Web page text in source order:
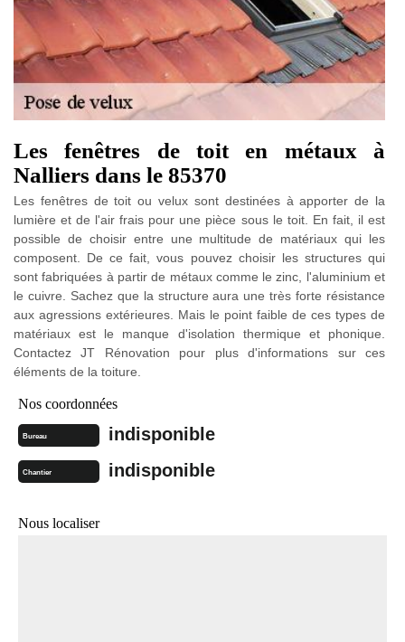
Les fenêtres de toit en métaux à
Nalliers dans le 85370
Les fenêtres de toit ou velux sont destinées à apporter de la
lumière et de l'air frais pour une pièce sous le toit. En fait, il est
possible de choisir entre une multitude de matériaux qui les
composent. De ce fait, vous pouvez choisir les structures qui
sont fabriquées à partir de métaux comme le zinc, l'aluminium et
le cuivre. Sachez que la structure aura une très forte résistance
aux agressions extérieures. Mais le point faible de ces types de
matériaux est le manque d'isolation thermique et phonique.
Contactez JT Rénovation pour plus d'informations sur ces
éléments de la toiture.
Nos coordonnées
Bureau indisponible
Chantier indisponible
Nous localiser